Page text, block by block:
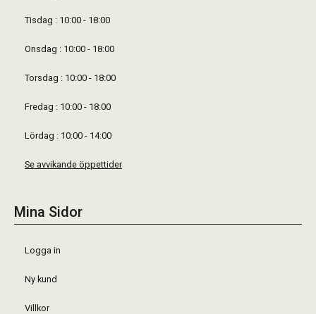
Tisdag : 10:00 - 18:00
Onsdag : 10:00 - 18:00
Torsdag : 10:00 - 18:00
Fredag : 10:00 - 18:00
Lördag : 10:00 - 14:00
Se avvikande öppettider
Mina Sidor
Logga in
Ny kund
Villkor